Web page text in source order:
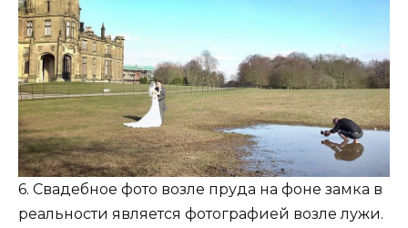
6. Свадебное фото возле пруда на фоне замка в
реальности является фотографией возле лужи.